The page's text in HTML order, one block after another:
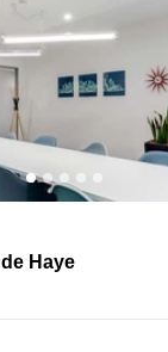
Haye, Nancy
Haye